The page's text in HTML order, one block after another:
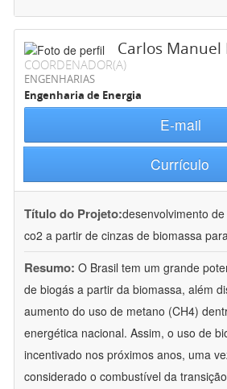
Carlos Manuel
COORDENADOR(A)
ENGENHARIAS
Engenharia de Energia
E-mail
Currículo
Título do Projeto:desenvolvimento
co2 a partir de cinzas de biomassa
Resumo: O Brasil tem um grande
de biogás a partir da biomassa, além
aumento do uso de metano (CH4)
energética nacional. Assim, o uso de
incentivado nos próximos anos, uma
considerado o combustível da